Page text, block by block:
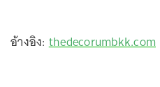
อ้างอิง:thedecorumbkk.com